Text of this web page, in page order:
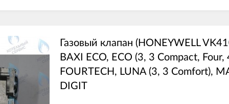
BAXI ECO-4s 24 F
Газовый клапан (HONEYWELL
BAXI ECO, ECO (3, 3 Compact, Four,
FOURTECH, LUNA (3, 3 Comfort),
DIGIT